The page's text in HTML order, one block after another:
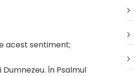
acest sentiment;
În Psalmul